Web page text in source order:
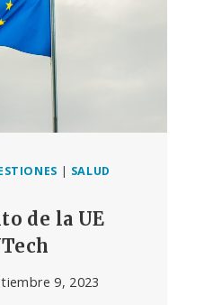
| SALUD
de la UE
9, 2023